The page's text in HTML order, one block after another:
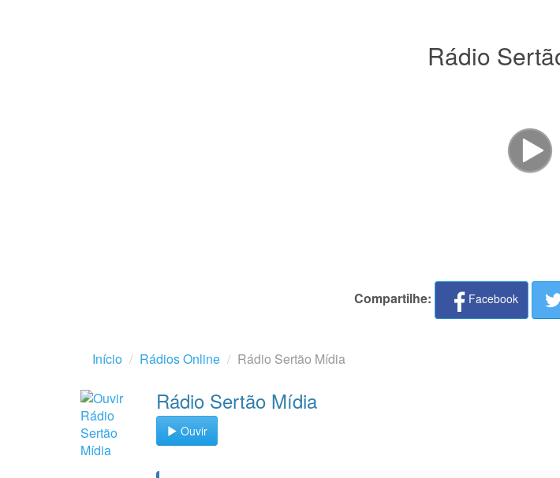
Rádio
Compartilhe: Facebook
Início Rádios Online Rádio Sertão Mídia
Rádio Sertão Mídia
Ouvir